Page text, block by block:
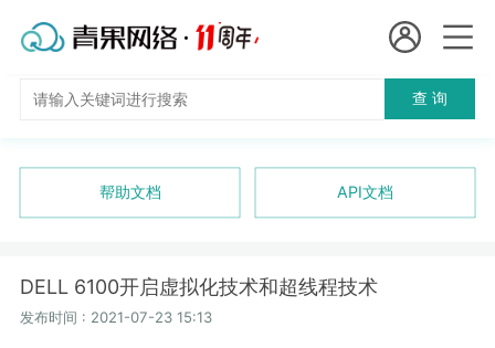
国
短效代理
进入控制台
查 询
帮助文档 API文档
DELL 6100开启虚拟化技术和超线程技术
发布时间 : 2021-07-23 15:13